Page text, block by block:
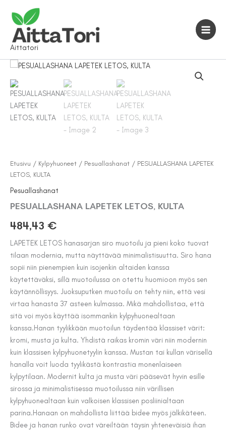
sisältöön
Aittatori
Etusivu / Kylpyhuoneet / Pesuallashanat / PESUALLASHANA LAPETEK
LETOS, KULTA
Pesuallashanat
PESUALLASHANA LAPETEK LETOS, KULTA
484,43 €
LAPETEK LETOS hanasarjan siro muotoilu ja pieni koko tuovat
tilaan modernia, mutta näyttävää minimalistisuutta. Siro hana
sopii niin pienempien kuin isojenkin altaiden kanssa
käytettäväksi, sillä muotoilussa on otettu huomioon myös sen
käytännöllisyys. Juoksuputken muotoilu on tehty niin, että vesi
virtaa hanasta 37 asteen kulmassa. Mikä mahdollistaa, että
sitä voi myös käyttää isommankin kylpyhuonealtaan
kanssa.Hanan tyylikkään muotoilun täydentää klassiset värit:
kromi, musta ja kulta. Yhdistä raikas kromin väri niin modernin
kuin klassisen kylpyhuonetyylin kanssa. Mustan tai kullan värisellä
hanalla voit luoda tyylikästä kontrastia monenlaiseen
kylpytilaan. Modernit kulta ja musta väri pääsevät hyvin esille
sirossa ja minimalistisessa muotoilussa niin värillisen
kylpyhuonealtaan kuin valkoisen klassisen posliinialtaan
parina.Hanaan on mahdollista liittää bidee myös jälkikäteen.
Bidee ja hanan runko ovat väreiltään täysin yhteneväisiä ihan